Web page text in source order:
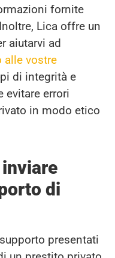
fornite
Lica offre un
aiutarvi ad
alle vostre
di integrità e
evitare errori
in modo etico
di
presentati